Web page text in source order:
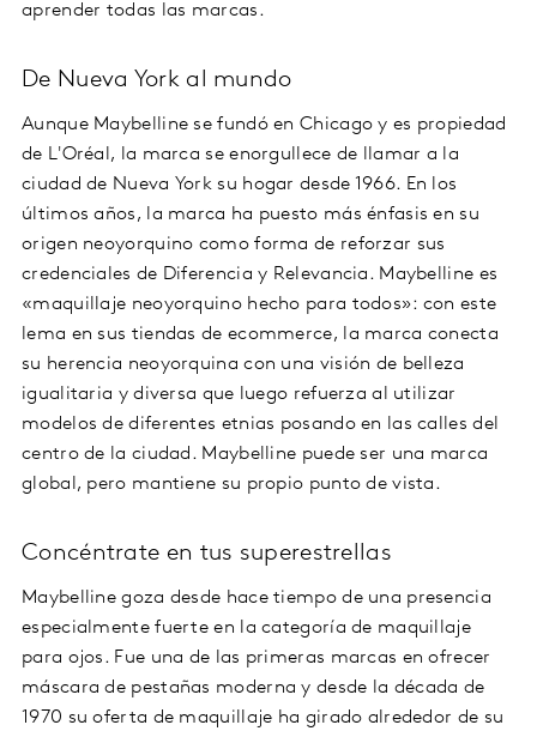
aprender todas las marcas.
De Nueva York al mundo
Aunque Maybelline se fundó en Chicago y es propiedad
de L'Oréal, la marca se enorgullece de llamar a la
ciudad de Nueva York su hogar desde 1966. En los
últimos años, la marca ha puesto más énfasis en su
origen neoyorquino como forma de reforzar sus
credenciales de Diferencia y Relevancia. Maybelline es
«maquillaje neoyorquino hecho para todos»: con este
lema en sus tiendas de ecommerce, la marca conecta
su herencia neoyorquina con una visión de belleza
igualitaria y diversa que luego refuerza al utilizar
modelos de diferentes etnias posando en las calles del
centro de la ciudad. Maybelline puede ser una marca
global, pero mantiene su propio punto de vista.
Concéntrate en tus superestrellas
Maybelline goza desde hace tiempo de una presencia
especialmente fuerte en la categoría de maquillaje
para ojos. Fue una de las primeras marcas en ofrecer
máscara de pestañas moderna y desde la década de
1970 su oferta de maquillaje ha girado alrededor de su